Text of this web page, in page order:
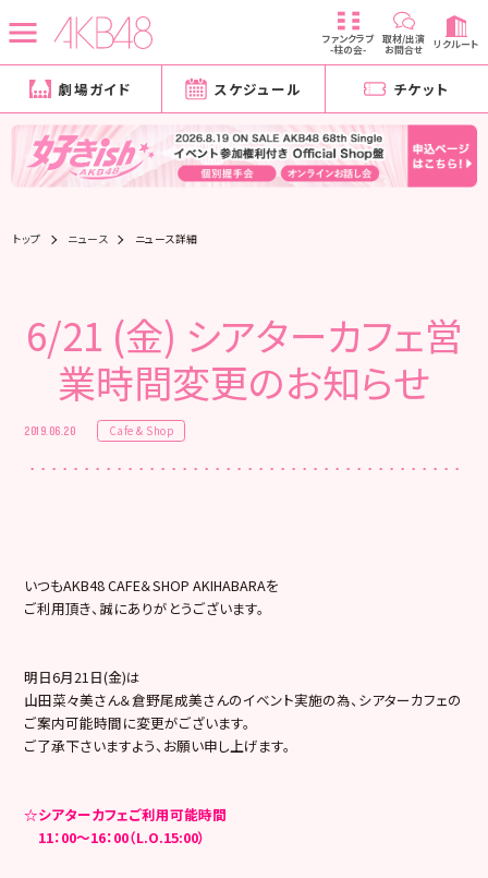
ファンクラブ
-柱の会-
取材/出演
お問合せ リクルート
劇場ガイド スケジュール チケット
トップ ニュース ニュース詳細
6/21 (金) シアターカフェ営
業時間変更のお知らせ
2019.06.20 Cafe & Shop
いつもAKB48 CAFE＆SHOP AKIHABARAを
ご利用頂き、誠にありがとうございます。
明日6月21日(金)は
山田菜々美さん＆倉野尾成美さんのイベント実施の為、シアターカフェの
ご案内可能時間に変更がございます。
ご了承下さいますよう、お願い申し上げます。
☆シアターカフェご利用可能時間
11：00～16：00（L.O.15:00）